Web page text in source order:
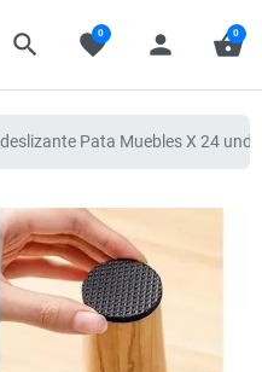
search favorite
0 person shopping_basket
0
Pata Muebles X 24 und